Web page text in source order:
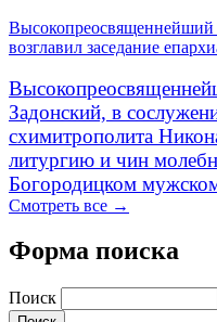
возглавил заседание
Задонский, в
схимитрополита
литургию и чин
Богородицком
Смотреть все →
Форма поиска
Поиск